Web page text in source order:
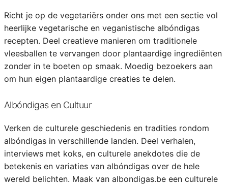
Richt je op de vegetariërs onder ons met een sectie vol
heerlijke vegetarische en veganistische albóndigas
recepten. Deel creatieve manieren om traditionele
vleesballen te vervangen door plantaardige ingrediënten
zonder in te boeten op smaak. Moedig bezoekers aan
om hun eigen plantaardige creaties te delen.
Albóndigas en Cultuur
Verken de culturele geschiedenis en tradities rondom
albóndigas in verschillende landen. Deel verhalen,
interviews met koks, en culturele anekdotes die de
betekenis en variaties van albóndigas over de hele
wereld belichten. Maak van albondigas.be een culturele